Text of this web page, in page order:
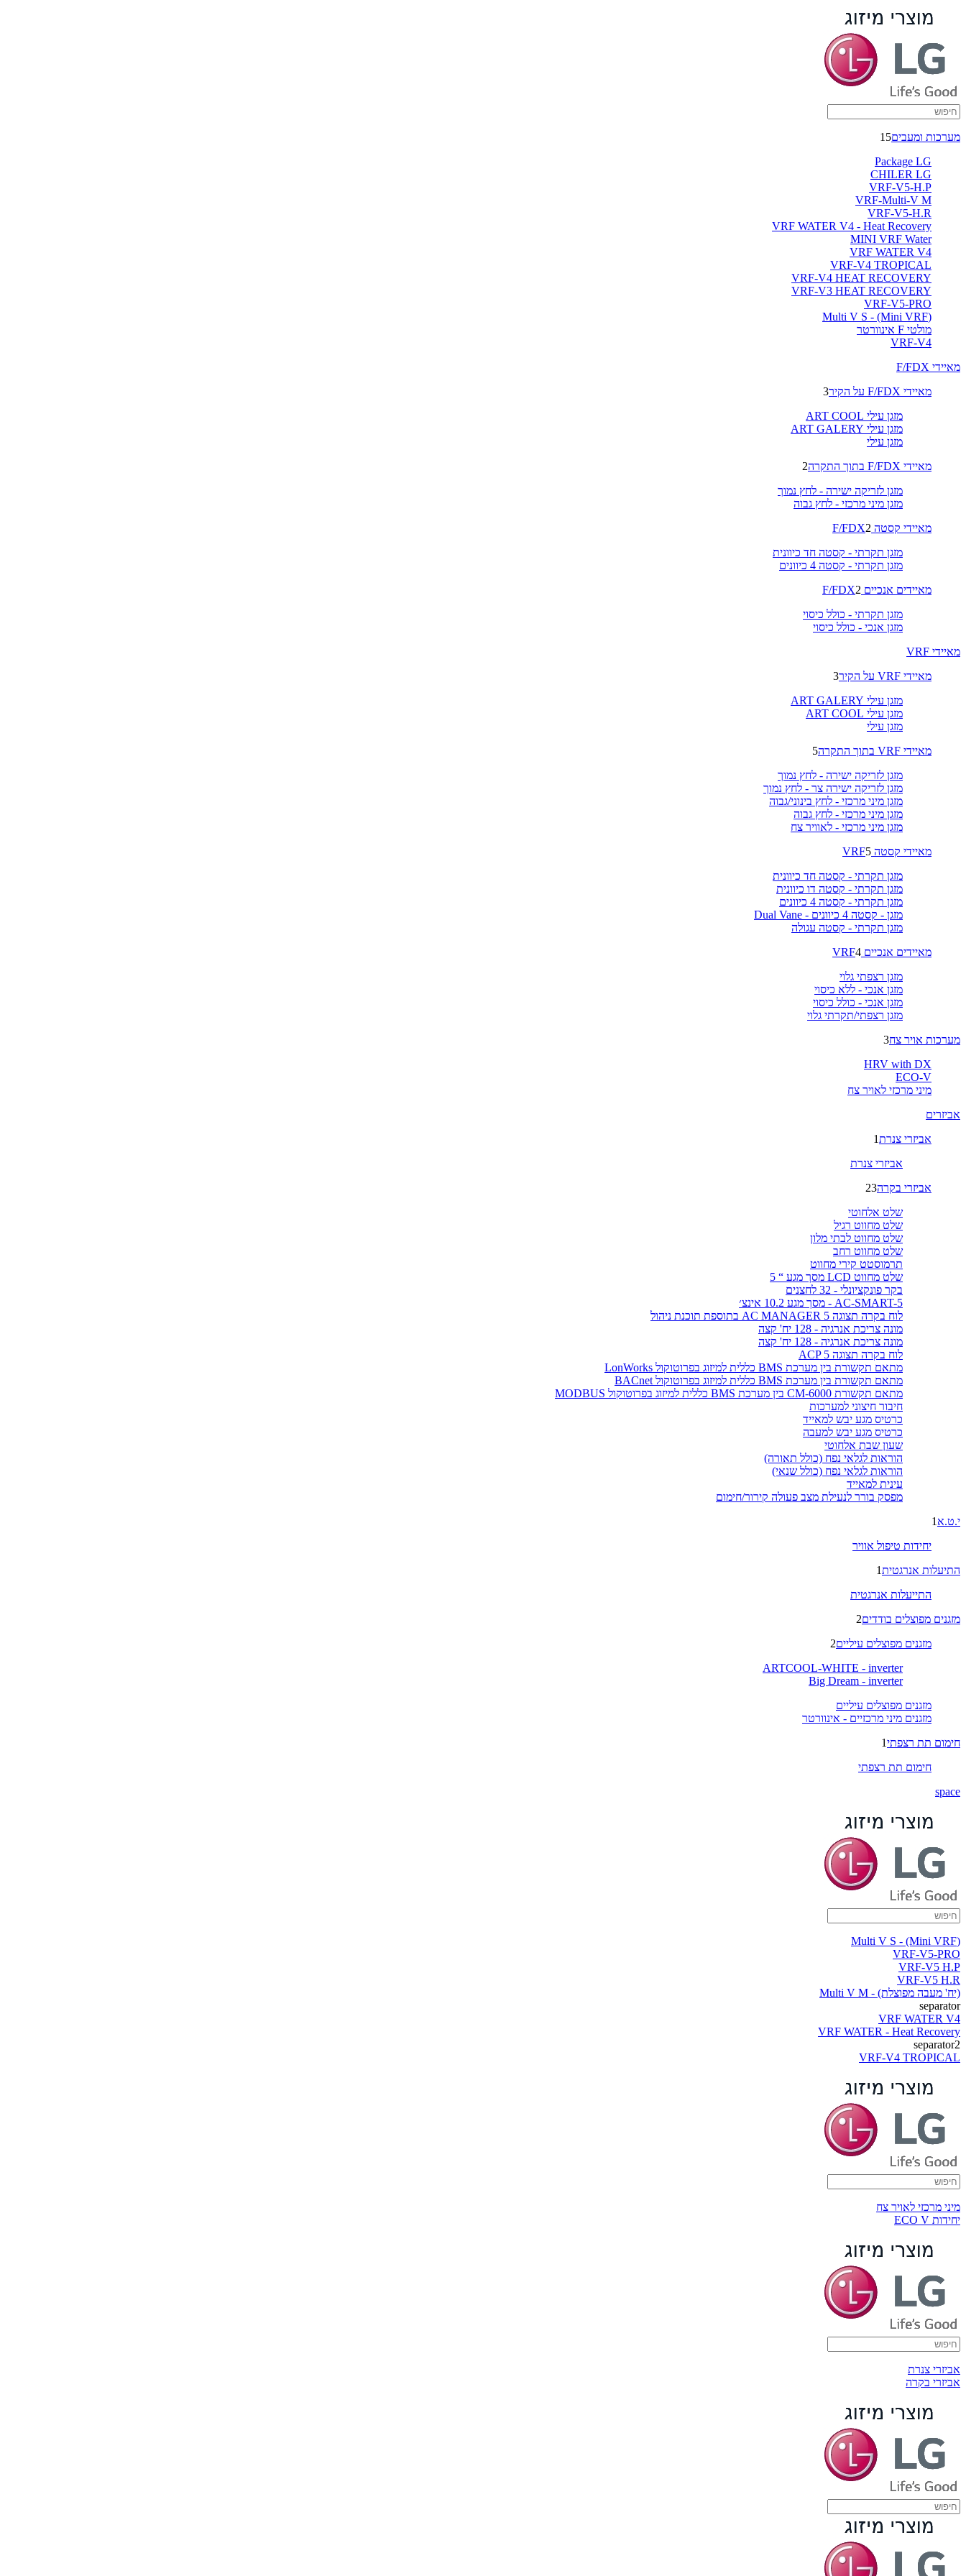
מערכות ומעבים15
Package LG
CHILER LG
VRF-V5-H.P
VRF-Multi-V M
VRF-V5-H.R
VRF WATER V4 - Heat Recovery
MINI VRF Water
VRF WATER V4
VRF-V4 TROPICAL
VRF-V4 HEAT RECOVERY
VRF-V3 HEAT RECOVERY
VRF-V5-PRO
(Multi V S - (Mini VRF
מולטי F אינוורטר
VRF-V4
מאיידי F/FDX
מאיידי F/FDX על הקיר
3
מזגן עילי ART COOL
מזגן עילי ART GALERY
מזגן עילי
מאיידי F/FDX בתוך התקרה
2
מזגן לזריקה ישירה - לחץ נמוך
מזגן מיני מרכזי - לחץ גבוה
מאיידי קסטה F/FDX 2
מזגן תקרתי - קסטה חד כיוונית
מזגן תקרתי - קסטה 4 כיוונים
מאיידים אנכיים F/FDX 2
מזגן תקרתי - כולל כיסוי
מזגן אנכי - כולל כיסוי
מאיידי VRF
מאיידי VRF על הקיר
3
מזגן עילי ART GALERY
מזגן עילי ART COOL
מזגן עילי
מאיידי VRF בתוך התקרה
5
מזגן לזריקה ישירה - לחץ נמוך
מזגן לזריקה ישירה צר - לחץ נמוך
מזגן מיני מרכזי - לחץ בינוני/גבוה
מזגן מיני מרכזי - לחץ גבוה
מזגן מיני מרכזי - לאוויר צח
מאיידי קסטה VRF 5
מזגן תקרתי - קסטה חד כיוונית
מזגן תקרתי - קסטה דו כיוונית
מזגן תקרתי - קסטה 4 כיוונים
מזגן - קסטה 4 כיוונים - Dual Vane
מזגן תקרתי - קסטה עגולה
מאיידים אנכיים VRF 4
מזגן רצפתי גלוי
מזגן אנכי - ללא כיסוי
מזגן אנכי - כולל כיסוי
מזגן רצפתי/תקרתי גלוי
מערכות אויר צח3
HRV with DX
ECO-V
מיני מרכזי לאויר צח
אביזרים
אביזרי צנרת1
אביזרי צנרת
אביזרי בקרה23
שלט אלחוטי
שלט מחווט רגיל
שלט מחווט לבתי מלון
שלט מחווט רחב
תרמוסטט קירי מחווט
שלט מחווט LCD מסך מגע “ 5
בקר פונקציונלי - 32 לחצנים
AC-SMART-5 - מסך מגע 10.2 אינצ׳
לוח בקרה תצוגה AC MANAGER 5 בתוספת תוכנת ניהול
מונה צריכת אנרגיה - 128 יח' קצה
מונה צריכת אנרגיה - 128 יח' קצה
לוח בקרה תצוגה ACP 5
מתאם תקשורת בין מערכת BMS כללית למיזוג בפרוטוקול LonWorks
מתאם תקשורת בין מערכת BMS כללית למיזוג בפרוטוקול BACnet
מתאם תקשורת CM-6000 בין מערכת BMS כללית למיזוג בפרוטוקול MODBUS
חיבור חיצוני למערכות
כרטיס מגע יבש למאייד
כרטיס מגע יבש למעבה
שעון שבת אלחוטי
הוראות לגלאי נפח (כולל תאורה)
הוראות לגלאי נפח (כולל שנאי)
עינית למאייד
מפסק בורר לנעילת מצב פעולה קירור/חימום
י.ט.א 1
יחידות טיפול אוויר
התיעלות אנרגטית1
התייעלות אנרגטית
מזגנים מפוצלים בודדים2
מזגנים מפוצלים עיליים2
ARTCOOL-WHITE - inverter
Big Dream - inverter
מזגנים מפוצלים עיליים
מזגנים מיני מרכזיים - אינוורטר
חימום תת רצפתי1
חימום תת רצפתי
space
(Multi V S - (Mini VRF
VRF-V5-PRO
VRF-V5 H.P
VRF-V5 H.R
(יח' מעבה מפוצלת) - Multi V M
separator
VRF WATER V4
VRF WATER - Heat Recovery
separator2
VRF-V4 TROPICAL
מיני מרכזי לאויר צח
יחידות ECO V
אביזרי צנרת
אביזרי בקרה